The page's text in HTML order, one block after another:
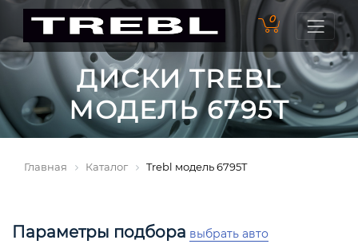
0
ДИСКИ TREBL
МОДЕЛЬ 6795T
Главная Каталог Trebl модель 6795T
Параметры подбора выбрать авто